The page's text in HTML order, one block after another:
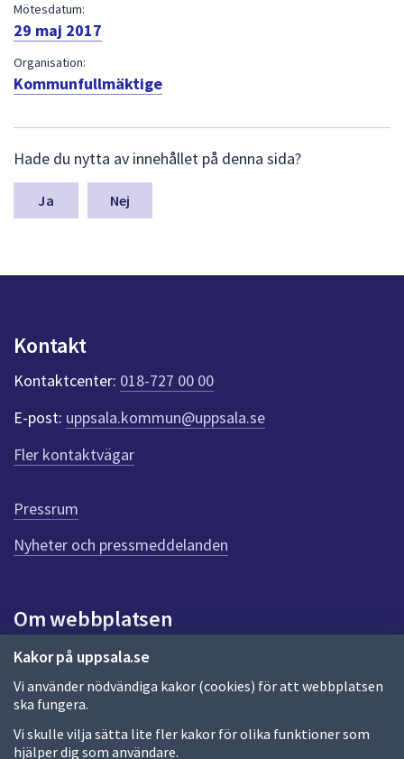
Kakor på uppsala.se
Vi använder nödvändiga kakor (cookies) för att webbplatsen
ska fungera.
Vi skulle vilja sätta lite fler kakor för olika funktioner som
hjälper dig som användare.
Mötesdatum:
29 maj 2017
Organisation:
Kommunfullmäktige
ä
m
a
n
k
t
e
r
f
ö
r
e
n
n
a
d
a
Hade du nytta av innehållet på denna sida?
Nej
Kontakt
Kontaktcenter: 018-727 00 00
E-post: uppsala.kommun@uppsala.se
Fler kontaktvägar
Pressrum
Nyheter och pressmeddelanden
Om webbplatsen
Om webbplatsen
Allmänna handlingar och diarium
Behandling av personuppgifter